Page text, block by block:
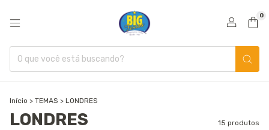
0
Início > TEMAS > LONDRES
LONDRES 15 produtos